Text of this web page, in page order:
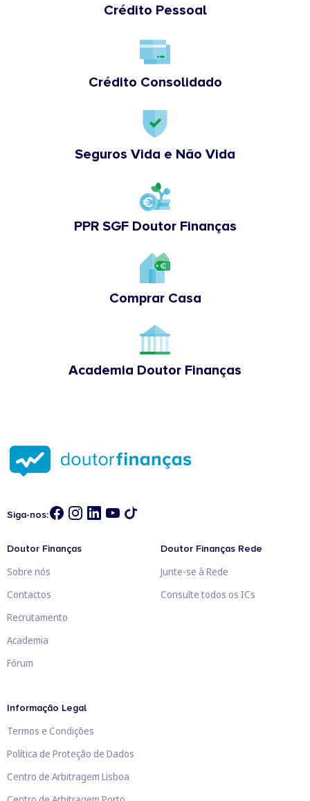
Crédito Pessoal
Crédito Consolidado
Seguros Vida e Não Vida
PPR SGF Doutor Finanças
Comprar Casa
Academia Doutor Finanças
Siga-nos:
Doutor Finanças
Sobre nós
Contactos
Recrutamento
Academia
Fórum
Doutor Finanças Rede
Junte-se à Rede
Consulte todos os ICs
Informação Legal
Termos e Condições
Política de Proteção de Dados
Centro de Arbitragem Lisboa